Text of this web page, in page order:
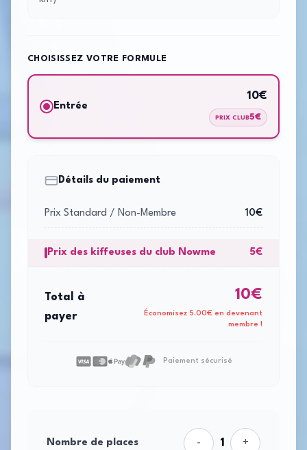
CHOISISSEZ VOTRE FORMULE
Entrée
10€
PRIX CLUB5€
Détails du paiement
Prix Standard / Non-Membre 10€
Prix des kiffeuses du club Nowme 5€
Total à
payer
10€
Économisez 5.00€ en devenant
membre !
Paiement sécurisé
Nombre de places - 1 +